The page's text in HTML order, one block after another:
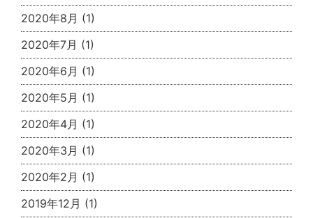
2020年8月 (1)
2020年7月 (1)
2020年6月 (1)
2020年5月 (1)
2020年4月 (1)
2020年3月 (1)
2020年2月 (1)
2019年12月 (1)